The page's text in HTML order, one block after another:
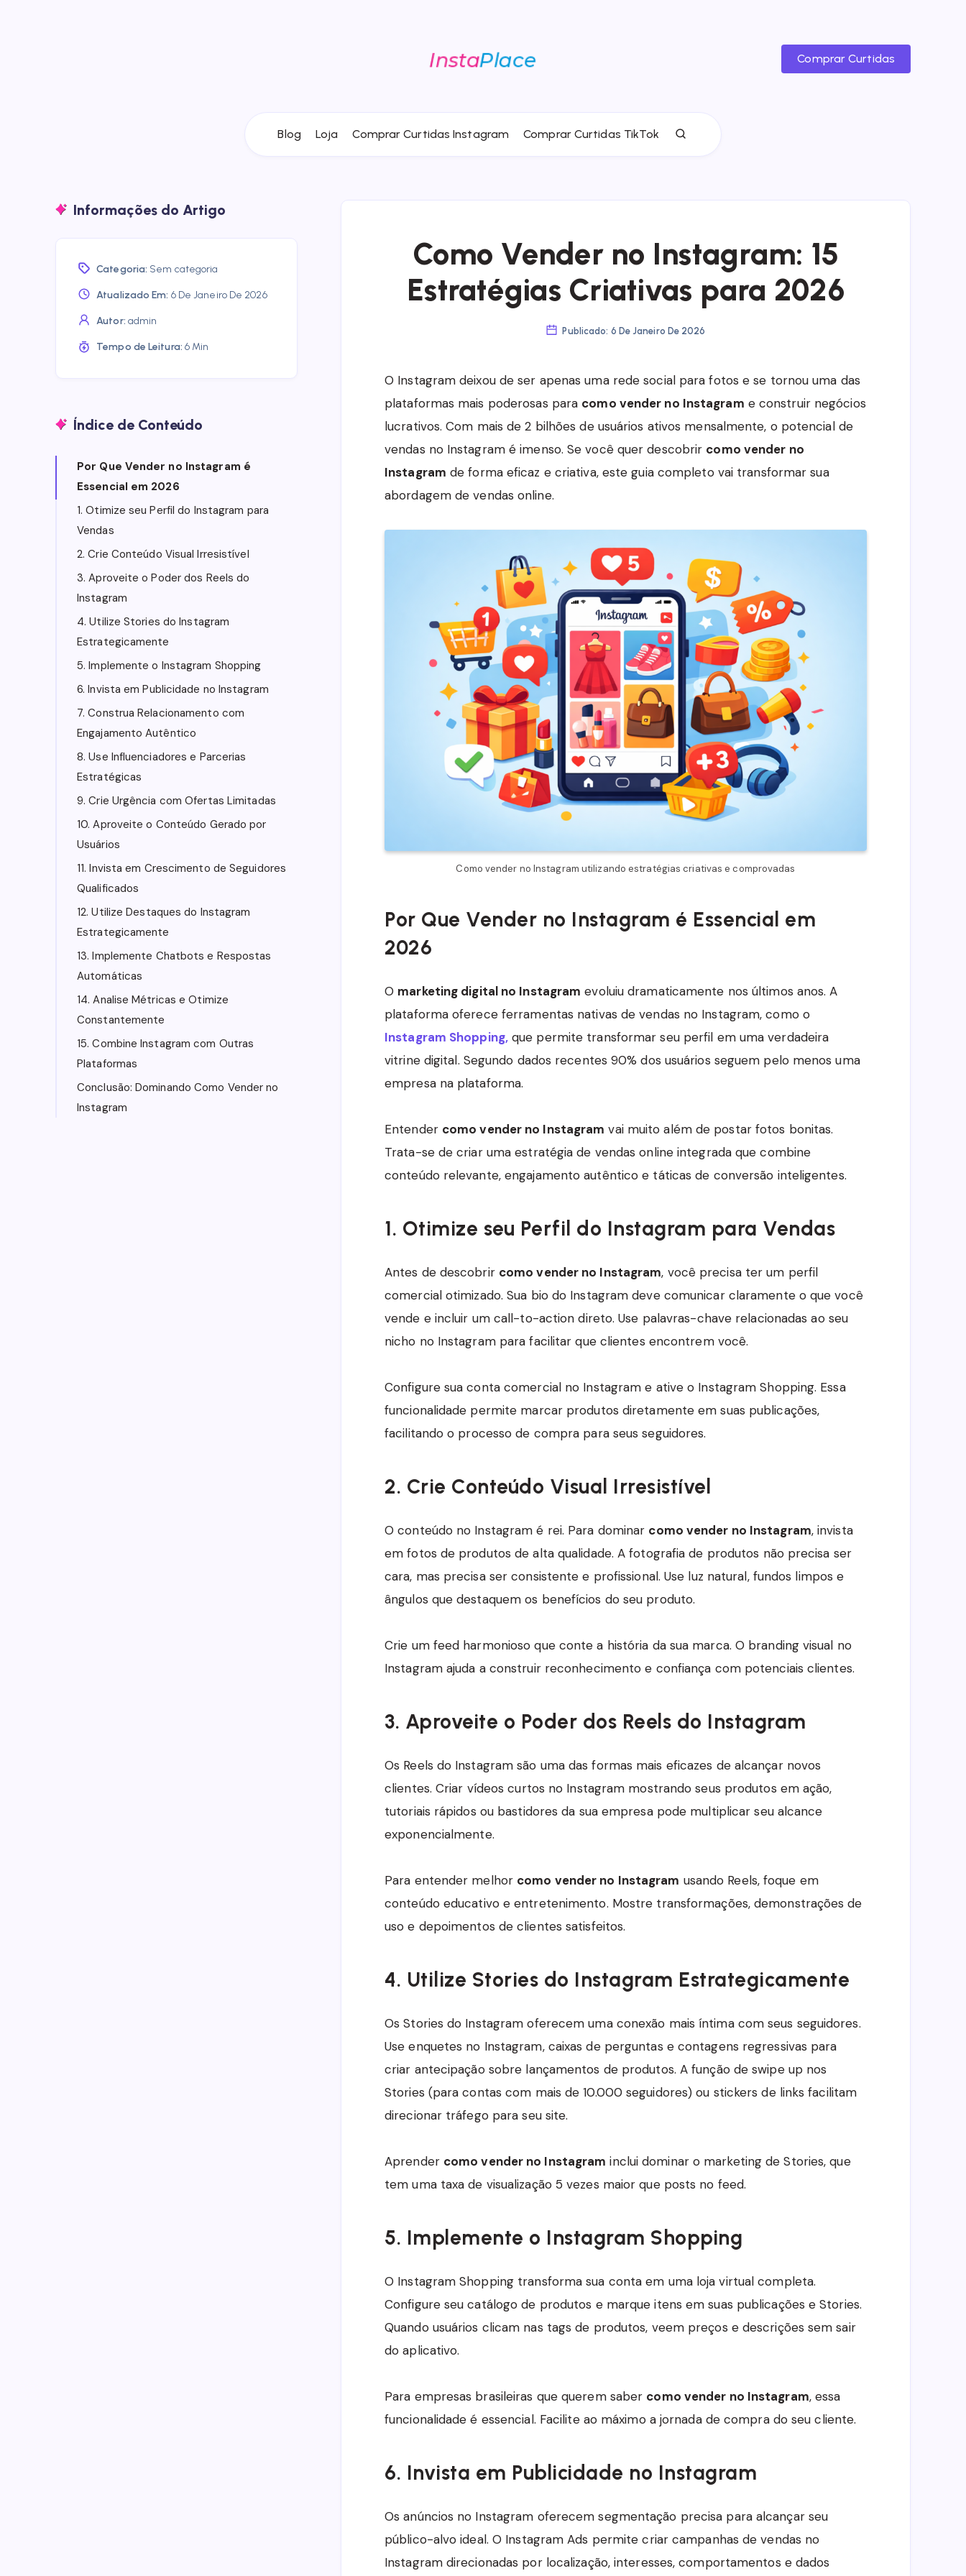
Blog Loja Comprar Curtidas Instagram Comprar Curtidas TikTok
Comprar Curtidas
Como Vender no Instagram: 15
Estratégias Criativas para 2026
Publicado: 6 De Janeiro De 2026
O Instagram deixou de ser apenas uma rede social para fotos e se tornou uma das
plataformas mais poderosas para como vender no Instagram e construir negócios
lucrativos. Com mais de 2 bilhões de usuários ativos mensalmente, o potencial de
vendas no Instagram é imenso. Se você quer descobrir como vender no
Instagram de forma eficaz e criativa, este guia completo vai transformar sua
abordagem de vendas online.
Como vender no Instagram utilizando estratégias criativas e comprovadas
Por Que Vender no Instagram é Essencial em
2026
O marketing digital no Instagram evoluiu dramaticamente nos últimos anos. A
plataforma oferece ferramentas nativas de vendas no Instagram, como o
Instagram Shopping,que permite transformar seu perfil em uma verdadeira
vitrine digital. Segundo dados recentes 90% dos usuários seguem pelo menos uma
empresa na plataforma.
Entender como vender no Instagram vai muito além de postar fotos bonitas.
Trata-se de criar uma estratégia de vendas online integrada que combine
conteúdo relevante, engajamento autêntico e táticas de conversão inteligentes.
1. Otimize seu Perfil do Instagram para Vendas
Antes de descobrir como vender no Instagram, você precisa ter um perfil
comercial otimizado. Sua bio do Instagram deve comunicar claramente o que você
vende e incluir um call-to-action direto. Use palavras-chave relacionadas ao seu
nicho no Instagram para facilitar que clientes encontrem você.
Configure sua conta comercial no Instagram e ative o Instagram Shopping. Essa
funcionalidade permite marcar produtos diretamente em suas publicações,
facilitando o processo de compra para seus seguidores.
2. Crie Conteúdo Visual Irresistível
O conteúdo no Instagram é rei. Para dominar como vender no Instagram, invista
em fotos de produtos de alta qualidade. A fotografia de produtos não precisa ser
cara, mas precisa ser consistente e profissional. Use luz natural, fundos limpos e
ângulos que destaquem os benefícios do seu produto.
Crie um feed harmonioso que conte a história da sua marca. O branding visual no
Instagram ajuda a construir reconhecimento e confiança com potenciais clientes.
3. Aproveite o Poder dos Reels do Instagram
Os Reels do Instagram são uma das formas mais eficazes de alcançar novos
clientes. Criar vídeos curtos no Instagram mostrando seus produtos em ação,
tutoriais rápidos ou bastidores da sua empresa pode multiplicar seu alcance
exponencialmente.
Para entender melhor como vender no Instagram usando Reels, foque em
conteúdo educativo e entretenimento. Mostre transformações, demonstrações de
uso e depoimentos de clientes satisfeitos.
4. Utilize Stories do Instagram Estrategicamente
Os Stories do Instagram oferecem uma conexão mais íntima com seus seguidores.
Use enquetes no Instagram, caixas de perguntas e contagens regressivas para
criar antecipação sobre lançamentos de produtos. A função de swipe up nos
Stories (para contas com mais de 10.000 seguidores) ou stickers de links facilitam
direcionar tráfego para seu site.
Aprender como vender no Instagram inclui dominar o marketing de Stories, que
tem uma taxa de visualização 5 vezes maior que posts no feed.
5. Implemente o Instagram Shopping
O Instagram Shopping transforma sua conta em uma loja virtual completa.
Configure seu catálogo de produtos e marque itens em suas publicações e Stories.
Quando usuários clicam nas tags de produtos, veem preços e descrições sem sair
do aplicativo.
Para empresas brasileiras que querem saber como vender no Instagram, essa
funcionalidade é essencial. Facilite ao máximo a jornada de compra do seu cliente.
6. Invista em Publicidade no Instagram
Os anúncios no Instagram oferecem segmentação precisa para alcançar seu
público-alvo ideal. O Instagram Ads permite criar campanhas de vendas no
Instagram direcionadas por localização, interesses, comportamentos e dados
Informações do Artigo
Categoria: Sem categoria
Atualizado Em: 6 De Janeiro De 2026
Autor: admin
Tempo de Leitura: 6 Min
Índice de Conteúdo
Por Que Vender no Instagram é
Essencial em 2026
1. Otimize seu Perfil do Instagram para
Vendas
2. Crie Conteúdo Visual Irresistível
3. Aproveite o Poder dos Reels do
Instagram
4. Utilize Stories do Instagram
Estrategicamente
5. Implemente o Instagram Shopping
6. Invista em Publicidade no Instagram
7. Construa Relacionamento com
Engajamento Autêntico
8. Use Influenciadores e Parcerias
Estratégicas
9. Crie Urgência com Ofertas Limitadas
10. Aproveite o Conteúdo Gerado por
Usuários
11. Invista em Crescimento de Seguidores
Qualificados
12. Utilize Destaques do Instagram
Estrategicamente
13. Implemente Chatbots e Respostas
Automáticas
14. Analise Métricas e Otimize
Constantemente
15. Combine Instagram com Outras
Plataformas
Conclusão: Dominando Como Vender no
Instagram